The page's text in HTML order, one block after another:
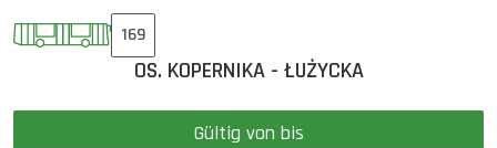
169
OS. KOPERNIKA - ŁUŻYCKA
Gültig von bis